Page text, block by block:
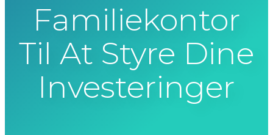
Familiekontor
Til At Styre Dine
Investeringer